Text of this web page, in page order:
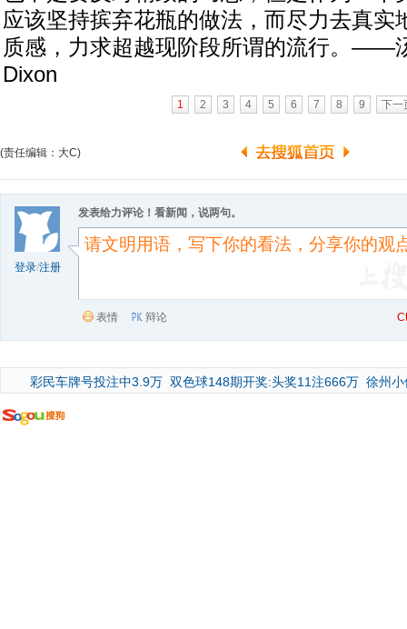
应该坚持摈弃花瓶的做法，而尽力去真实
质感，力求超越现阶段所谓的流行。——
Dixon
1 2 3 4 5 6 7 8 9 下一
(责任编辑：大C)
登录/注册
发表给力评论！看新闻，说两句。
表情 辩论
彩民车牌号投注中3.9万 双色球148期开奖:头奖11注666万 徐州